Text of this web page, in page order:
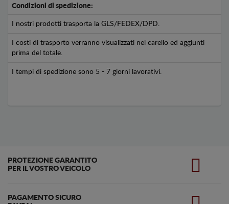
Condizioni di spedizione:
I nostri prodotti trasporta la GLS/FEDEX/DPD.
I costi di trasporto verranno visualizzati nel carello ed aggiunti
prima del totale.
I tempi di spedizione sono 5 - 7 giorni lavorativi.
PROTEZIONE GARANTITO
PER IL VOSTRO VEICOLO
PAGAMENTO SICURO